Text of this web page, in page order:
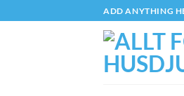
to
ADD ANYTHING